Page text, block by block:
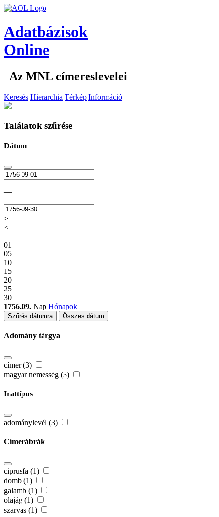
Adatbázisok
Online
Az MNL címereslevelei
Keresés Hierarchia Térkép Információ
Találatok szűrése
Dátum
—
>
<
01
05
10
15
20
25
30
1756.09. Nap Hónapok
Szűrés dátumra Összes dátum
Adomány tárgya
címer (3)
magyar nemesség (3)
Irattípus
adománylevél (3)
Címerábrák
ciprusfa (1)
domb (1)
galamb (1)
olajág (1)
szarvas (1)